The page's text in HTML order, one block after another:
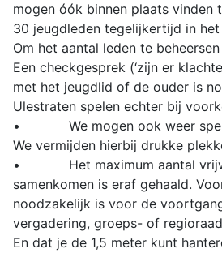
mogen óók binnen plaats vinden
30 jeugdleden tegelijkertijd in
Om het aantal leden te
Een checkgesprek (‘zijn er
met het jeugdlid of de ouder is
Ulestraten spelen echter bij
• We mogen ook weer
We vermijden hierbij drukke
• Het maximum aantal
samenkomen is eraf gehaald.
noodzakelijk is voor de
vergadering, groeps- of
En dat je de 1,5 meter kunt